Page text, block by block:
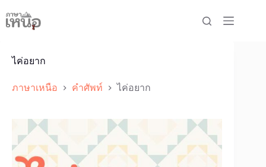
to
content
ไค่อยาก
ภาษาเหนือ คำศัพท์ ไค่อยาก